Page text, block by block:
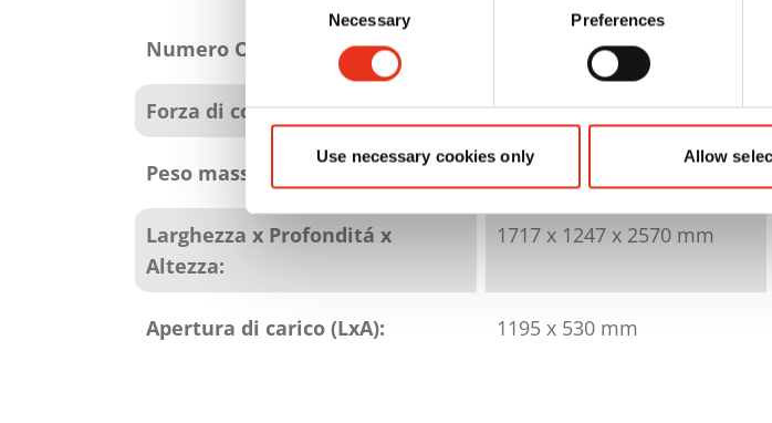
Necessary Preferences
Use necessary cookies only Allow
del
prodotto
Numero Ordine:
Forza di compressione: 300 kN
Peso massimo della balle: 320 kg
Larghezza x Profonditá x
Altezza:
1717 x 1247 x 2570 mm
Apertura di carico (LxA): 1195 x 530 mm